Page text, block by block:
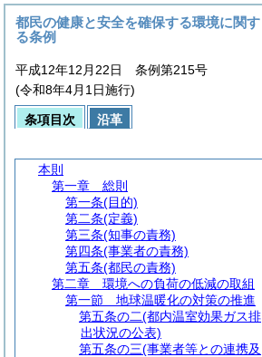
都民の健康と安全を確保する環境に関す
る条例
平成12年12月22日 条例第215号
(令和8年4月1日施行)
条項目次 沿革
本則
第一章
総則
第一条(目的)
第二条(定義)
第三条(知事の責務)
第四条(事業者の責務)
第五条(都民の責務)
第二章
環境への負荷の低減の取組
第一節
地球温暖化の対策の推進
第五条の二(都内温室効果ガス排
出状況の公表)
第五条の三(事業者等との連携及